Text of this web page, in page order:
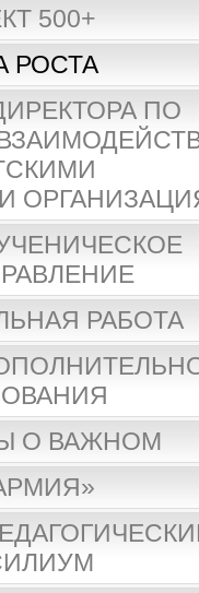
500+
РОСТА
ПО
РАБОТА
О ВАЖНОМ